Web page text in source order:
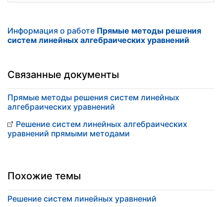
Информация о работе Прямые методы решения
систем линейных алгебраических уравнений
Связанные документы
Прямые методы решения систем линейных
алгебраических уравнений
Решение систем линейных алгебраических
уравнений прямыми методами
Похожие темы
Решение систем линейных уравнений